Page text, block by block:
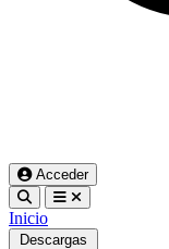
Acceder
Inicio
Descargas